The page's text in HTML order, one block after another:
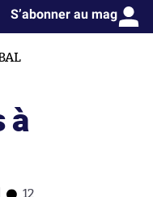
S’abonner au mag
à
12